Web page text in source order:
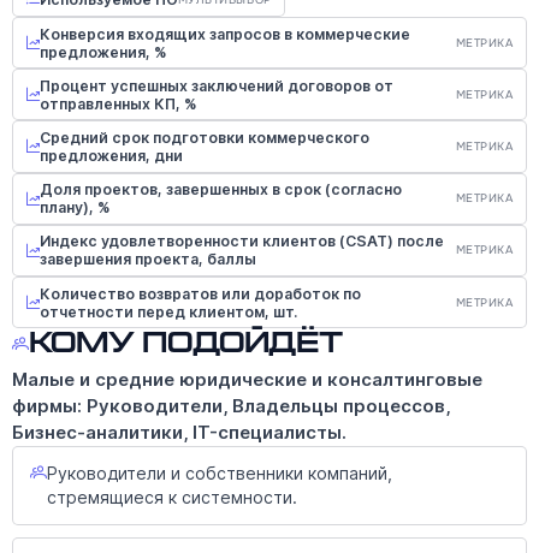
Конверсия входящих запросов в коммерческие
предложения, %
МЕТРИКА
Процент успешных заключений договоров от
отправленных КП, %
МЕТРИКА
Средний срок подготовки коммерческого
предложения, дни
МЕТРИКА
Доля проектов, завершенных в срок (согласно
плану), %
МЕТРИКА
Индекс удовлетворенности клиентов (CSAT) после
завершения проекта, баллы
МЕТРИКА
Количество возвратов или доработок по
отчетности перед клиентом, шт.
МЕТРИКА
Кому подойдёт
Малые и средние юридические и консалтинговые
фирмы: Руководители, Владельцы процессов,
Бизнес-аналитики, IT-специалисты.
Руководители и собственники компаний,
стремящиеся к системности.